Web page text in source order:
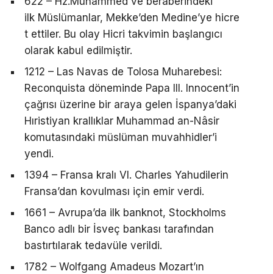
ilk Müslümanlar, Mekke’den Medine’ye hicre
t ettiler. Bu olay Hicri takvimin başlangıcı
olarak kabul edilmiştir.
1212 – Las Navas de Tolosa Muharebesi:
Reconquista döneminde Papa III. Innocent’in
çağrısı üzerine bir araya gelen İspanya’daki
Hıristiyan krallıklar Muhammad an-Nâsir
komutasındaki müslüman muvahhidler’i
yendi.
1394 – Fransa kralı VI. Charles Yahudilerin
Fransa’dan kovulması için emir verdi.
1661 – Avrupa’da ilk banknot, Stockholms
Banco adlı bir İsveç bankası tarafından
bastırtılarak tedavüle verildi.
1782 – Wolfgang Amadeus Mozart’ın